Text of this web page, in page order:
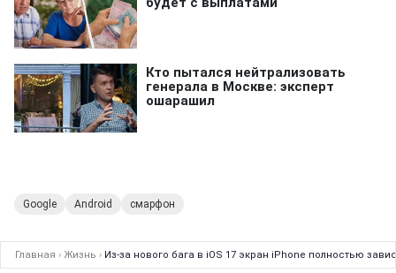
Google Android смарфон
Главная › Жизнь › Из-за нового бага в iOS 17 экран iPhone полностью